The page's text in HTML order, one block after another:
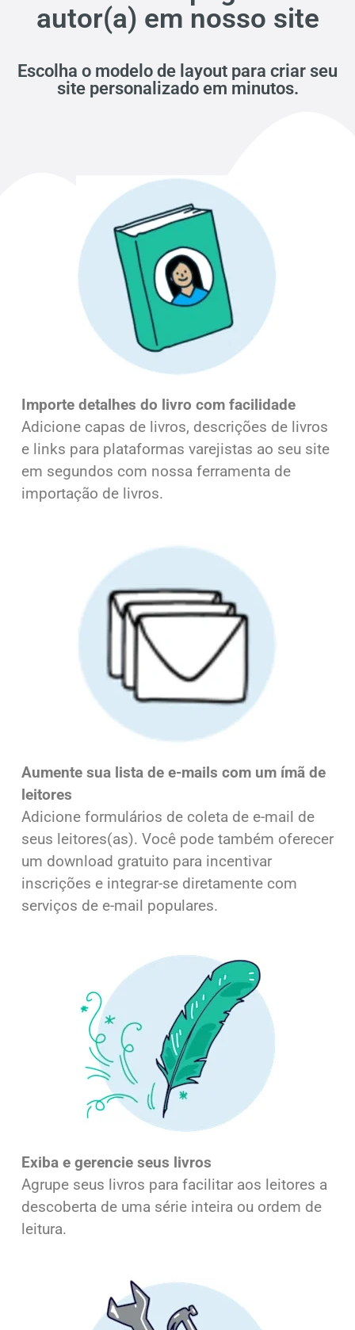
autor(a) em nosso site
Escolha o modelo de layout para criar seu
site personalizado em minutos.
Importe detalhes do livro com facilidade
Adicione capas de livros, descrições de livros
e links para plataformas varejistas ao seu site
em segundos com nossa ferramenta de
importação de livros.
Aumente sua lista de e-mails com um ímã de
leitores
Adicione formulários de coleta de e-mail de
seus leitores(as). Você pode também oferecer
um download gratuito para incentivar
inscrições e integrar-se diretamente com
serviços de e-mail populares.
Exiba e gerencie seus livros
Agrupe seus livros para facilitar aos leitores a
descoberta de uma série inteira ou ordem de
leitura.